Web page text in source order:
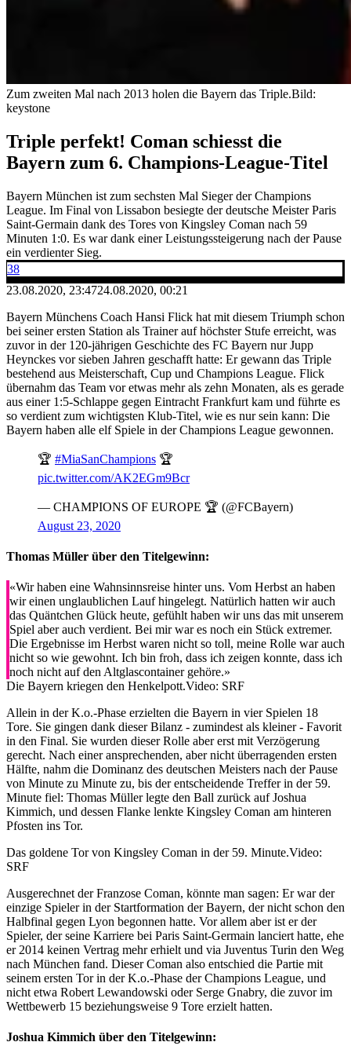
Zum zweiten Mal nach 2013 holen die Bayern das Triple.Bild:
keystone
Triple perfekt! Coman schiesst die
Bayern zum 6. Champions-League-Titel
Bayern München ist zum sechsten Mal Sieger der Champions
League. Im Final von Lissabon besiegte der deutsche Meister Paris
Saint-Germain dank des Tores von Kingsley Coman nach 59
Minuten 1:0. Es war dank einer Leistungssteigerung nach der Pause
ein verdienter Sieg.
38
23.08.2020, 23:4724.08.2020, 00:21
Bayern Münchens Coach Hansi Flick hat mit diesem Triumph schon
bei seiner ersten Station als Trainer auf höchster Stufe erreicht, was
zuvor in der 120-jährigen Geschichte des FC Bayern nur Jupp
Heynckes vor sieben Jahren geschafft hatte: Er gewann das Triple
bestehend aus Meisterschaft, Cup und Champions League. Flick
übernahm das Team vor etwas mehr als zehn Monaten, als es gerade
aus einer 1:5-Schlappe gegen Eintracht Frankfurt kam und führte es
so verdient zum wichtigsten Klub-Titel, wie es nur sein kann: Die
Bayern haben alle elf Spiele in der Champions League gewonnen.
🏆 #MiaSanChampions 🏆
pic.twitter.com/AK2EGm9Bcr
— CHAMPIONS OF EUROPE 🏆 (@FCBayern)
August 23, 2020
Thomas Müller über den Titelgewinn:
«Wir haben eine Wahnsinnsreise hinter uns. Vom Herbst an haben
wir einen unglaublichen Lauf hingelegt. Natürlich hatten wir auch
das Quäntchen Glück heute, gefühlt haben wir uns das mit unserem
Spiel aber auch verdient. Bei mir war es noch ein Stück extremer.
Die Ergebnisse im Herbst waren nicht so toll, meine Rolle war auch
nicht so wie gewohnt. Ich bin froh, dass ich zeigen konnte, dass ich
noch nicht auf den Altglascontainer gehöre.»
Die Bayern kriegen den Henkelpott.Video: SRF
Allein in der K.o.-Phase erzielten die Bayern in vier Spielen 18
Tore. Sie gingen dank dieser Bilanz - zumindest als kleiner - Favorit
in den Final. Sie wurden dieser Rolle aber erst mit Verzögerung
gerecht. Nach einer ansprechenden, aber nicht überragenden ersten
Hälfte, nahm die Dominanz des deutschen Meisters nach der Pause
von Minute zu Minute zu, bis der entscheidende Treffer in der 59.
Minute fiel: Thomas Müller legte den Ball zurück auf Joshua
Kimmich, und dessen Flanke lenkte Kingsley Coman am hinteren
Pfosten ins Tor.
Das goldene Tor von Kingsley Coman in der 59. Minute.Video:
SRF
Ausgerechnet der Franzose Coman, könnte man sagen: Er war der
einzige Spieler in der Startformation der Bayern, der nicht schon den
Halbfinal gegen Lyon begonnen hatte. Vor allem aber ist er der
Spieler, der seine Karriere bei Paris Saint-Germain lanciert hatte, ehe
er 2014 keinen Vertrag mehr erhielt und via Juventus Turin den Weg
nach München fand. Dieser Coman also entschied die Partie mit
seinem ersten Tor in der K.o.-Phase der Champions League, und
nicht etwa Robert Lewandowski oder Serge Gnabry, die zuvor im
Wettbewerb 15 beziehungsweise 9 Tore erzielt hatten.
Joshua Kimmich über den Titelgewinn: